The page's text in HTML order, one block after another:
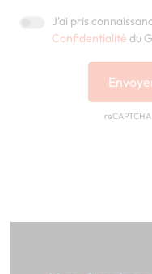
J'ai pris
Confidentialité du
reCAPTCHA